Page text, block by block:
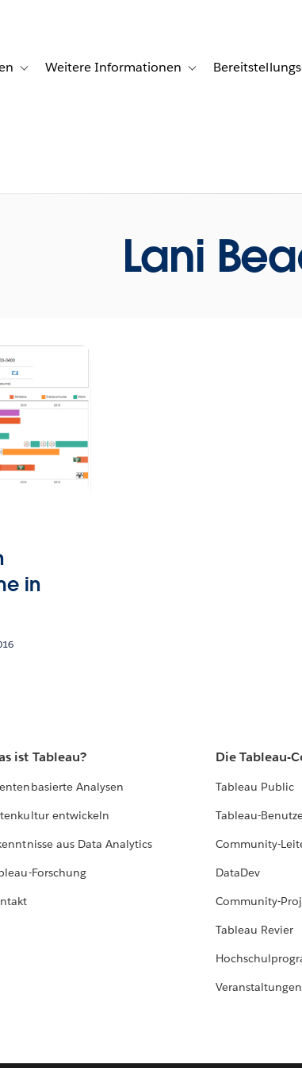
for Kundenberichte
Toggle sub-navigation for Lösungen
Weitere Informationen Toggle sub-navigation
Lani
in
ist Tableau?
Analysen
entwickeln
aus Data Analytics
Forschung
Die Tableau-
Tableau Public
Tableau-
Community-
DataDev
Community-
Tableau Revier
Veranstaltungen